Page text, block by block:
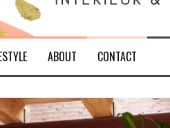
ABOUT CONTACT